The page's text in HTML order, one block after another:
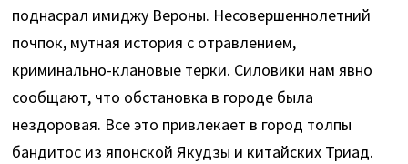
поднасрал имиджу Вероны. Несовершеннолетний
почпок, мутная история с отравлением,
криминально-клановые терки. Силовики нам явно
сообщают, что обстановка в городе была
нездоровая. Все это привлекает в город толпы
бандитос из японской Якудзы и китайских Триад.